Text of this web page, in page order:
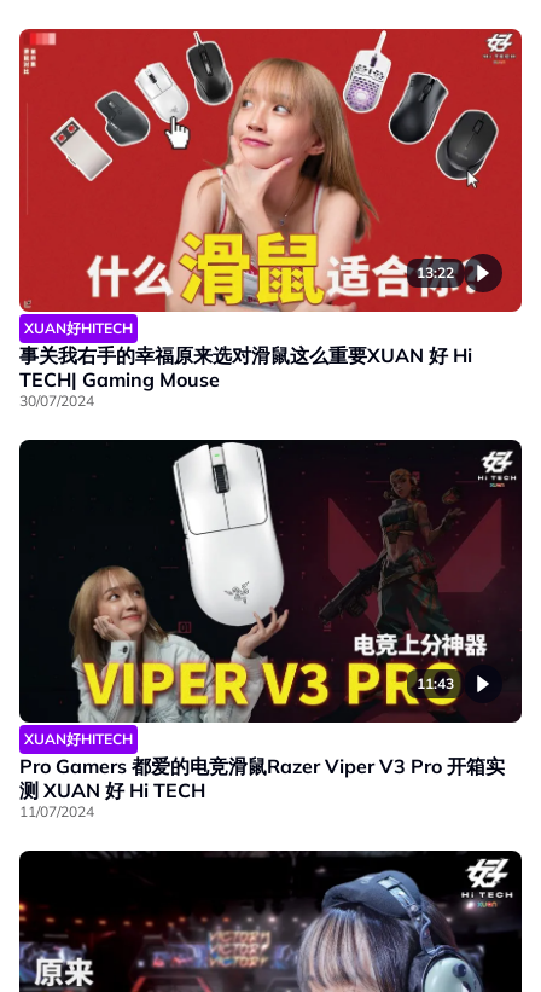
13:22
XUAN好HITECH
事关我右手的幸福原来选对滑鼠这么重要XUAN 好 Hi
TECH| Gaming Mouse
30/07/2024
11:43
XUAN好HITECH
Pro Gamers 都爱的电竞滑鼠Razer Viper V3 Pro 开箱实
测 XUAN 好 Hi TECH
11/07/2024